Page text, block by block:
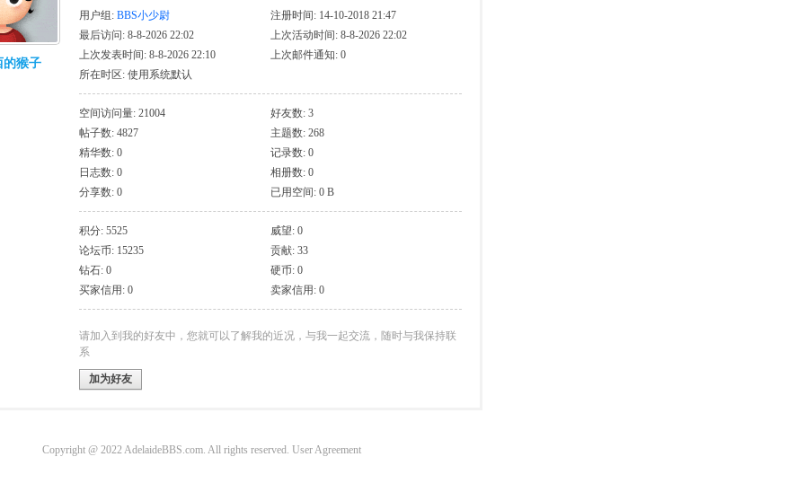
的猴子
用户组: BBS小少尉
注册时间: 14-10-2018 21:47
最后访问: 8-8-2026 22:02
上次活动时间: 8-8-2026 22:02
上次发表时间: 8-8-2026 22:10
上次邮件通知: 0
所在时区: 使用系统默认
空间访问量: 21004
好友数: 3
帖子数: 4827
主题数: 268
精华数: 0
记录数: 0
日志数: 0
相册数: 0
分享数: 0
已用空间: 0 B
积分: 5525
威望: 0
论坛币: 15235
贡献: 33
钻石: 0
硬币: 0
买家信用: 0
卖家信用: 0
请加入到我的好友中，您就可以了解我的近况，与我一起交流，随时与我保持联
系
加为好友
Copyright @ 2022 AdelaideBBS.com. All rights reserved. User Agreement